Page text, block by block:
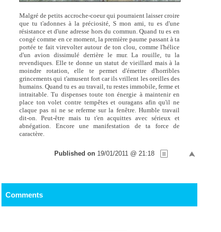
Malgré de petits accroche-coeur qui pourraient laisser croire
que tu t'adonnes à la préciosité, S mon ami, tu es d'une
résistance et d'une adresse hors du commun. Quand tu es en
congé comme en ce moment, la première paume passant à ta
portée te fait virevolter autour de ton clou, comme l'hélice
d'un avion dissimulé derrière le mur. La rouille, tu la
revendiques. Elle te donne un statut de vieillard mais à la
moindre rotation, elle te permet d'émettre d'horribles
grincements qui t'amusent fort car ils vrillent les oreilles des
humains. Quand tu es au travail, tu restes immobile, ferme et
intraitable. Tu dispenses toute ton énergie à maintenir en
place ton volet contre tempêtes et ouragans afin qu'il ne
claque pas ni ne se referme sur la fenêtre. Humble travail
dit-on. Peut-être mais tu t'en acquittes avec sérieux et
abnégation. Encore une manifestation de ta force de
caractère.
Published on 19/01/2011 @ 21:18
Comments